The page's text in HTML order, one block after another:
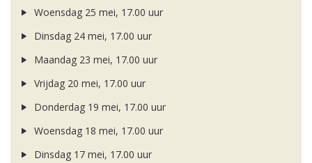
Woensdag 25 mei, 17.00 uur
Dinsdag 24 mei, 17.00 uur
Maandag 23 mei, 17.00 uur
Vrijdag 20 mei, 17.00 uur
Donderdag 19 mei, 17.00 uur
Woensdag 18 mei, 17.00 uur
Dinsdag 17 mei, 17.00 uur